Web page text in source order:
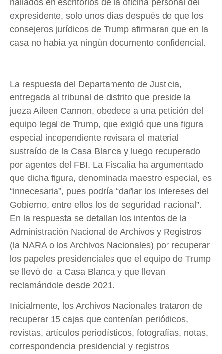
hallados en escritorios de la oficina personal del
expresidente, solo unos días después de que los
consejeros jurídicos de Trump afirmaran que en la
casa no había ya ningún documento confidencial.
La respuesta del Departamento de Justicia,
entregada al tribunal de distrito que preside la
jueza Aileen Cannon, obedece a una petición del
equipo legal de Trump, que exigió que una figura
especial independiente revisara el material
sustraído de la Casa Blanca y luego recuperado
por agentes del FBI. La Fiscalía ha argumentado
que dicha figura, denominada maestro especial, es
“innecesaria”, pues podría “dañar los intereses del
Gobierno, entre ellos los de seguridad nacional”.
En la respuesta se detallan los intentos de la
Administración Nacional de Archivos y Registros
(la NARA o los Archivos Nacionales) por recuperar
los papeles presidenciales que el equipo de Trump
se llevó de la Casa Blanca y que llevan
reclamándole desde 2021.
Inicialmente, los Archivos Nacionales trataron de
recuperar 15 cajas que contenían periódicos,
revistas, artículos periodísticos, fotografías, notas,
correspondencia presidencial y registros